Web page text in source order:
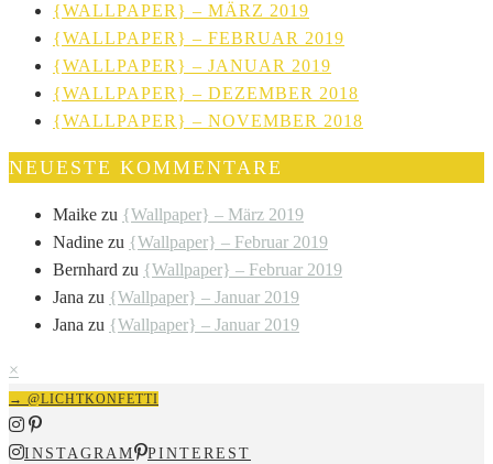
{WALLPAPER} – MÄRZ 2019
{WALLPAPER} – FEBRUAR 2019
{WALLPAPER} – JANUAR 2019
{WALLPAPER} – DEZEMBER 2018
{WALLPAPER} – NOVEMBER 2018
NEUESTE KOMMENTARE
Maike zu {Wallpaper} – März 2019
Nadine zu {Wallpaper} – Februar 2019
Bernhard zu {Wallpaper} – Februar 2019
Jana zu {Wallpaper} – Januar 2019
Jana zu {Wallpaper} – Januar 2019
×
→ @LICHTKONFETTI
INSTAGRAM PINTEREST